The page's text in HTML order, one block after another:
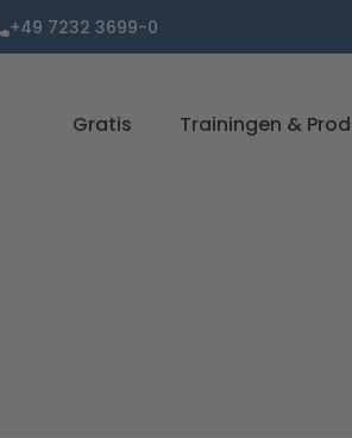
+49 7232 3699-0
Gratis Trainingen &